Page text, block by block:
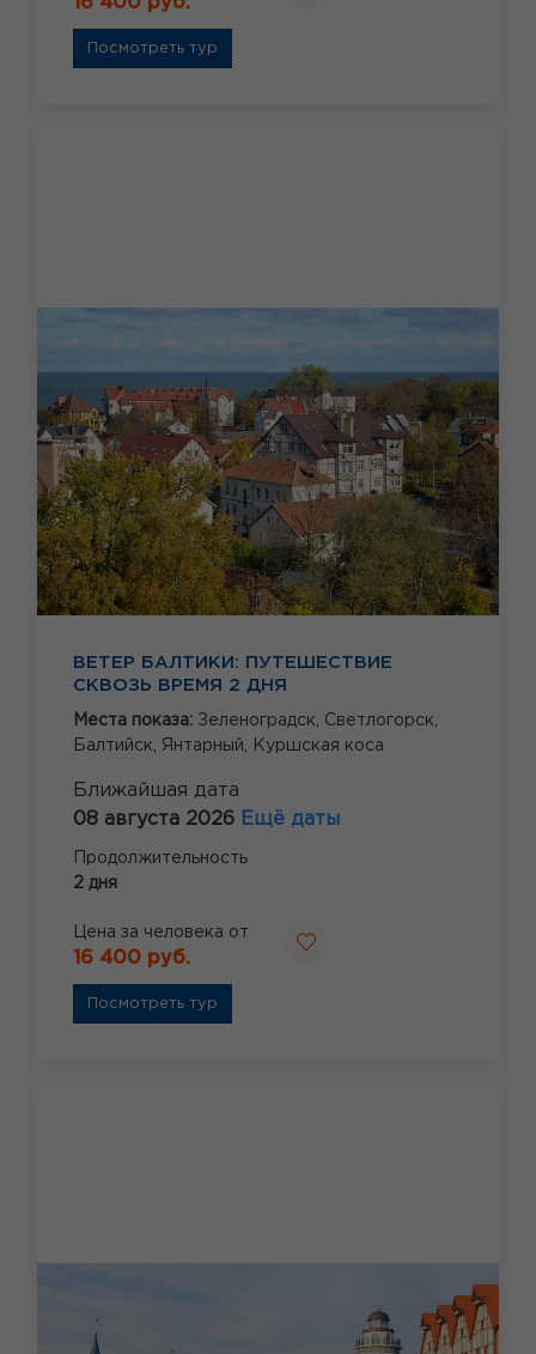
Посмотреть тур
ВЕТЕР БАЛТИКИ: ПУТЕШЕСТВИЕ
СКВОЗЬ ВРЕМЯ 2 ДНЯ
Места показа: Зеленоградск, Светлогорск,
Балтийск, Янтарный, Куршская коса
Ближайшая дата
08 августа 2026 Ещё даты
Продолжительность
2 дня
Цена за человека от
16 400 руб.
Посмотреть тур